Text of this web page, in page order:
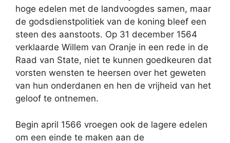
hoge edelen met de landvoogdes samen, maar
de godsdienstpolitiek van de koning bleef een
steen des aanstoots. Op 31 december 1564
verklaarde Willem van Oranje in een rede in de
Raad van State, niet te kunnen goedkeuren dat
vorsten wensten te heersen over het geweten
van hun onderdanen en hen de vrijheid van het
geloof te ontnemen.
Begin april 1566 vroegen ook de lagere edelen
om een einde te maken aan de